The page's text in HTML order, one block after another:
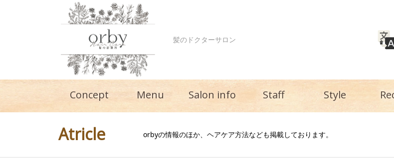
髪のドクターサロン
Concept Menu Salon info Staff Style
Atricle orbyの情報のほか、ヘアケア方法なども掲載しております。